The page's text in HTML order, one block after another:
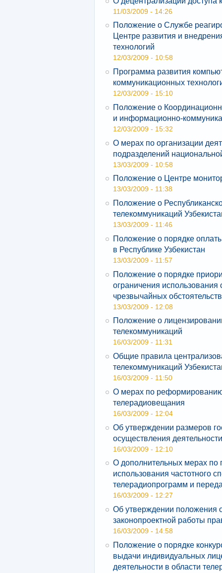
11/03/2009 - 14:26
Положение о Службе
Центре развития и
технологий
12/03/2009 - 10:58
Программа развития
коммуникационных
12/03/2009 - 15:10
Положение о
и информационно-
12/03/2009 - 15:32
О мерах по организации
подразделений
13/03/2009 - 10:58
Положение о Центре
13/03/2009 - 11:38
Положение о
телекоммуникаций
13/03/2009 - 11:46
Положение о порядке
в Республике Узбекистан
13/03/2009 - 11:57
Положение о порядке
ограничения использования
чрезвычайных
13/03/2009 - 12:08
Положение о
телекоммуникаций
16/03/2009 - 11:31
Общие правила
телекоммуникаций
16/03/2009 - 11:50
О мерах по
телерадиовещания
16/03/2009 - 12:04
Об утверждении размеров
осуществления
16/03/2009 - 12:10
О дополнительных мерах
использования частотного
телерадиопрограмм и
16/03/2009 - 12:27
Об утверждении положения
законопроектной работы
16/03/2009 - 14:58
Положение о порядке
выдачи индивидуальных
деятельности в области